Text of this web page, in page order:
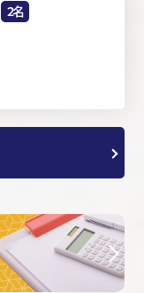
2名